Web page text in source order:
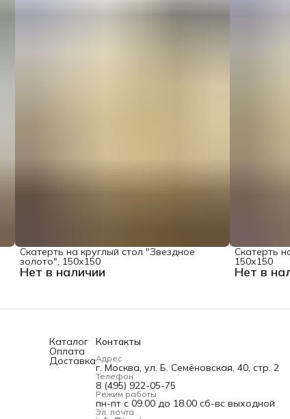
Нет в наличии
Скатерть на круглый стол "Звездное
золото", 150х150
Нет в
Скатерть
150х150
Каталог
Оплата
Доставка
Контакты
Адрес
г. Москва, ул. Б. Семёновская, 40, стр. 2
Телефон
8 (495) 922-05-75
Режим работы
пн-пт с 09.00 до 18.00 сб-вс выходной
Эл. почта